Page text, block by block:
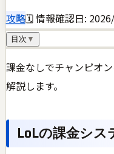
攻略🗓 情報確認日:
目次 ▼
課金なしでチャンピオ
解説します。
LoLの課金シス